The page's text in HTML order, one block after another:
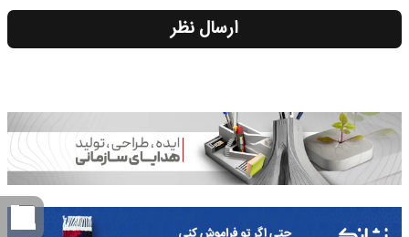
ارسال نظر